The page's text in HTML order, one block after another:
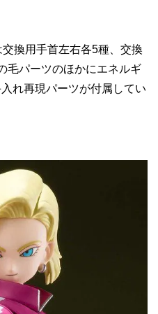
換用手首左右各5種、交換
毛パーツのほかにエネルギ
れ再現パーツが付属してい